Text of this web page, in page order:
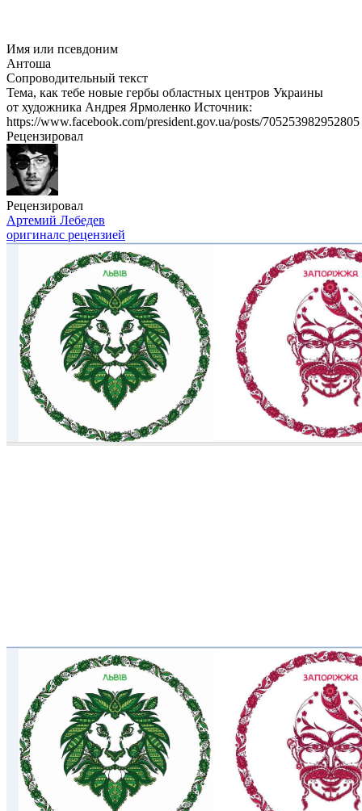
Имя или псевдоним
Антоша
Сопроводительный текст
Тема, как тебе новые гербы областных центров Украины
от художника Андрея Ярмоленко Источник:
https://www.facebook.com/president.gov.ua/posts/705253982952805
Рецензировал
Рецензировал
Артемий Лебедев
оригиналс рецензией